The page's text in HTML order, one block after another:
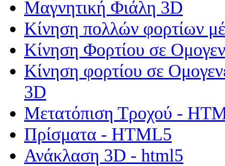
Μαγνητική Φιάλη 3D
Κίνηση πολλών φορτίων
Κίνηση Φορτίου σε
Κίνηση φορτίου σε
3D
Μετατόπιση Τροχού -
Πρίσματα - HTML5
Ανάκλαση 3D - html5